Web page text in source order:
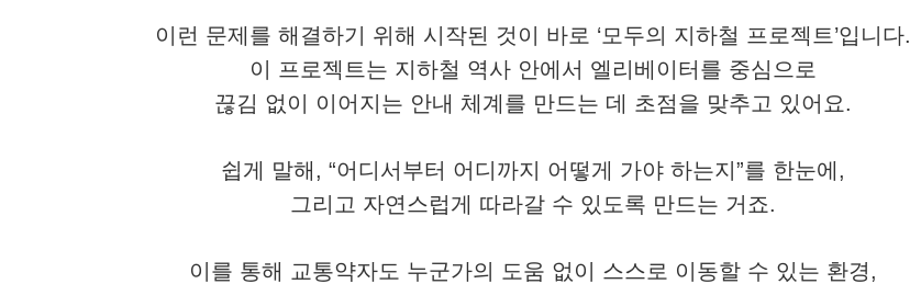
이런 문제를 해결하기 위해 시작된 것이 바로 ‘모두의 지하철 프로젝트’입니다.
이 프로젝트는 지하철 역사 안에서 엘리베이터를 중심으로
끊김 없이 이어지는 안내 체계를 만드는 데 초점을 맞추고 있어요.
쉽게 말해, “어디서부터 어디까지 어떻게 가야 하는지”를 한눈에,
그리고 자연스럽게 따라갈 수 있도록 만드는 거죠.
이를 통해 교통약자도 누군가의 도움 없이 스스로 이동할 수 있는 환경,